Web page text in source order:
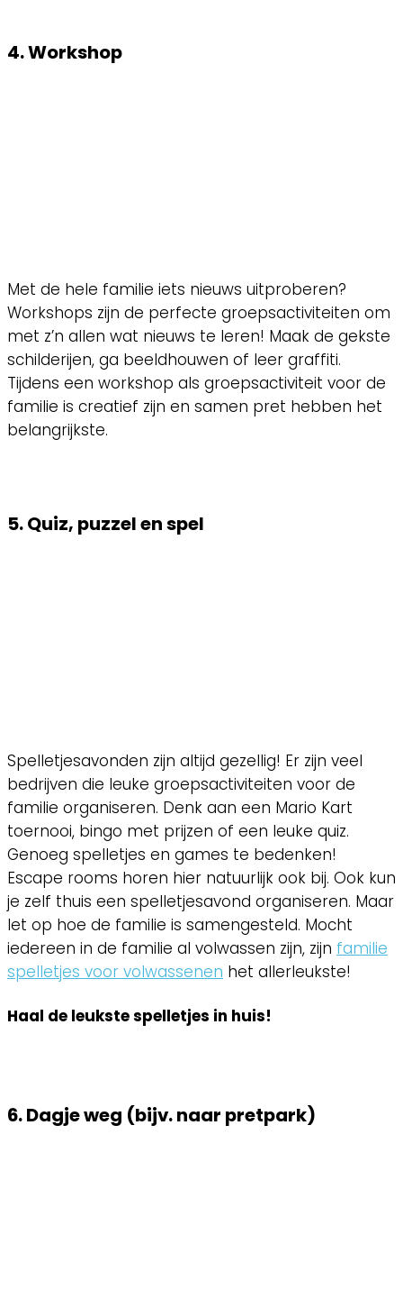
4. Workshop
Met de hele familie iets nieuws uitproberen?
Workshops zijn de perfecte groepsactiviteiten om
met z’n allen wat nieuws te leren! Maak de gekste
schilderijen, ga beeldhouwen of leer graffiti.
Tijdens een workshop als groepsactiviteit voor de
familie is creatief zijn en samen pret hebben het
belangrijkste.
5. Quiz, puzzel en spel
Spelletjesavonden zijn altijd gezellig! Er zijn veel
bedrijven die leuke groepsactiviteiten voor de
familie organiseren. Denk aan een Mario Kart
toernooi, bingo met prijzen of een leuke quiz.
Genoeg spelletjes en games te bedenken!
Escape rooms horen hier natuurlijk ook bij. Ook kun
je zelf thuis een spelletjesavond organiseren. Maar
let op hoe de familie is samengesteld. Mocht
iedereen in de familie al volwassen zijn, zijn familie
spelletjes voor volwassenen het allerleukste!
Haal de leukste spelletjes in huis!
6. Dagje weg (bijv. naar pretpark)